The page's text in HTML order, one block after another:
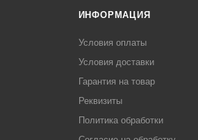
ИНФОРМАЦИЯ
Условия оплаты
Условия доставки
Гарантия на товар
Реквизиты
Политика обработки